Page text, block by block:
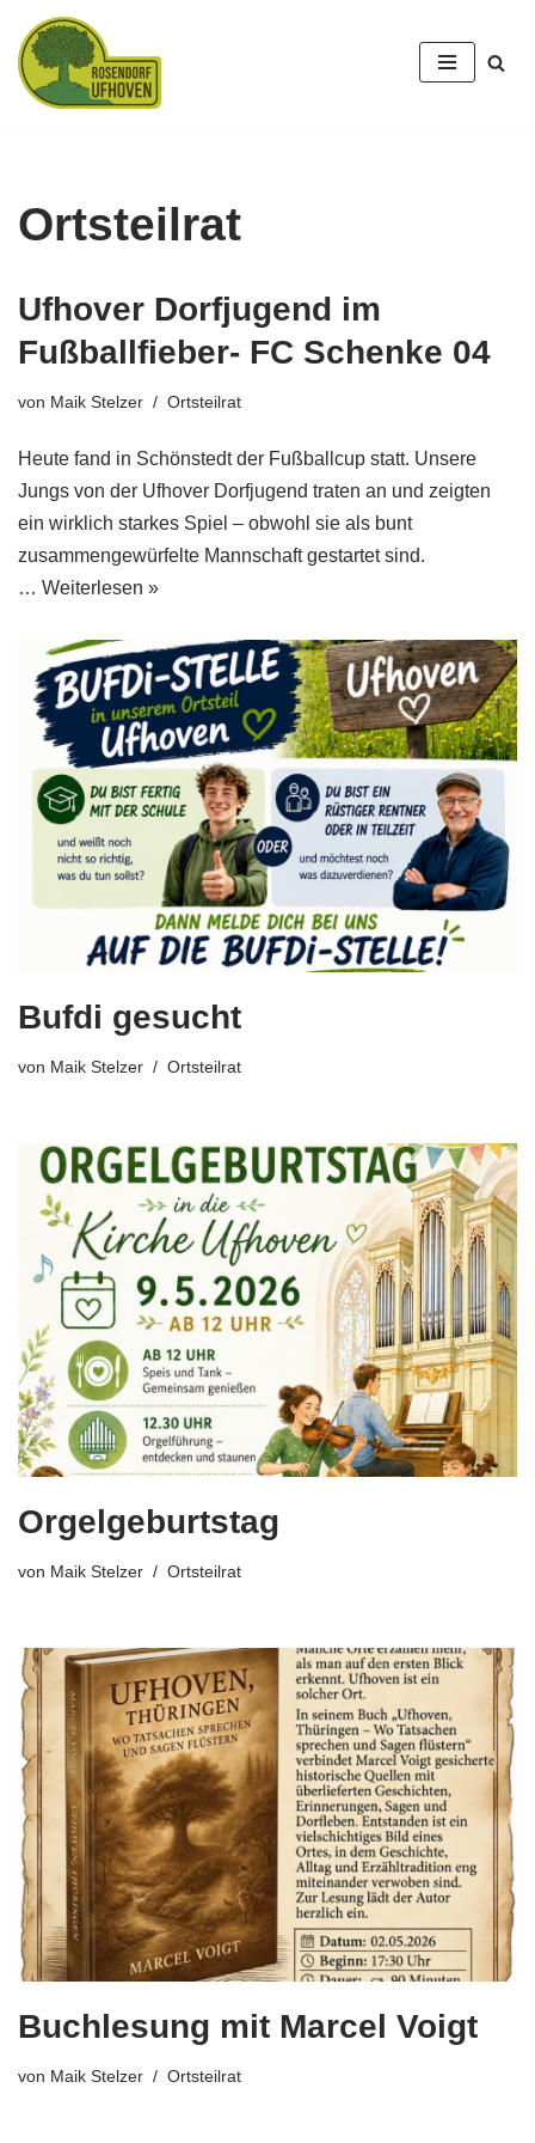
Zum
Inhalt
Ortsteilrat
Ufhover Dorfjugend im
Fußballfieber- FC Schenke 04
von Maik Stelzer Ortsteilrat
Heute fand in Schönstedt der Fußballcup statt. Unsere
Jungs von der Ufhover Dorfjugend traten an und zeigten
ein wirklich starkes Spiel – obwohl sie als bunt
zusammengewürfelte Mannschaft gestartet sind.
… Weiterlesen »
Bufdi gesucht
von Maik Stelzer Ortsteilrat
Orgelgeburtstag
von Maik Stelzer Ortsteilrat
Buchlesung mit Marcel Voigt
von Maik Stelzer Ortsteilrat